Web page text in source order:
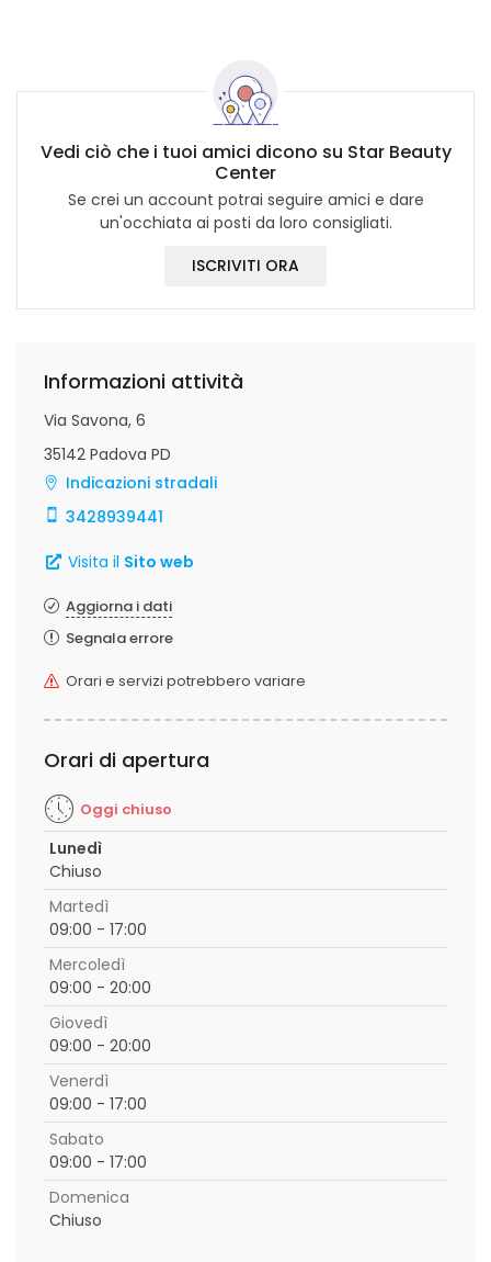
Vedi ciò che i tuoi amici dicono su Star Beauty
Center
Se crei un account potrai seguire amici e dare
un'occhiata ai posti da loro consigliati.
ISCRIVITI ORA
Informazioni attività
Via Savona, 6
35142 Padova PD
Indicazioni stradali
3428939441
Visita il Sito web
Aggiorna i dati
Segnala errore
Orari e servizi potrebbero variare
Orari di apertura
Oggi chiuso
Lunedì
Chiuso
Martedì
09:00 - 17:00
Mercoledì
09:00 - 20:00
Giovedì
09:00 - 20:00
Venerdì
09:00 - 17:00
Sabato
09:00 - 17:00
Domenica
Chiuso